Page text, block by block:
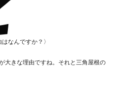
なんですか？〉
大きな理由ですね。それと三角屋根の